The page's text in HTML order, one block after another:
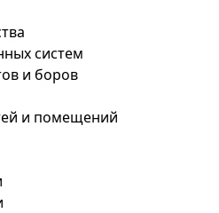
систем
и боров
и помещений